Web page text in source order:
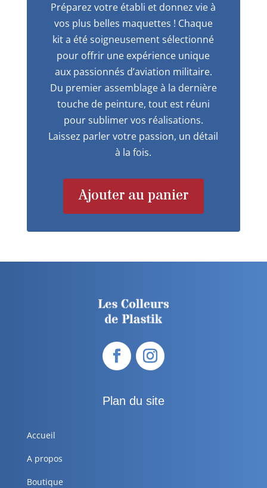
Préparez votre établi et donnez vie à
vos plus belles maquettes ! Chaque
kit a été soigneusement sélectionné
pour offrir une expérience unique
aux passionnés d’aviation militaire.
Du premier assemblage à la dernière
touche de peinture, tout est réuni
pour sublimer vos réalisations.
Laissez parler votre passion, un détail
à la fois.
Ajouter au panier
Plan du site
Accueil
A propos
Boutique